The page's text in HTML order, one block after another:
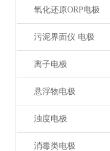
氧化还原ORP电极
污泥界面仪 电极
离子电极
悬浮物电极
浊度电极
消毒类电极